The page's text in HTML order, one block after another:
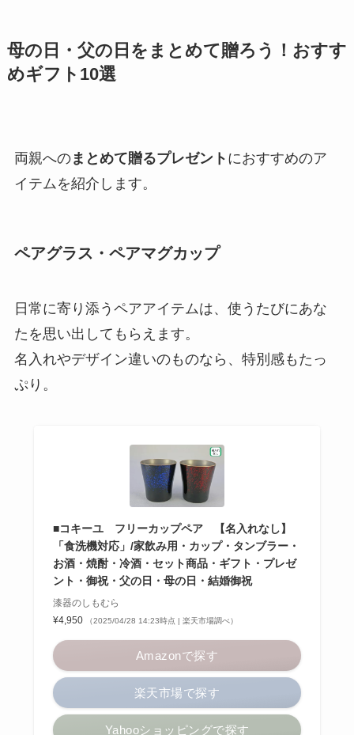
母の日・父の日をまとめて贈ろう！おすす
めギフト10選
両親へのまとめて贈るプレゼント におすすめのア
イテムを紹介します。
ペアグラス・ペアマグカップ
日常に寄り添うペアアイテムは、使うたびにあな
たを思い出してもらえます。
名入れやデザイン違いのものなら、特別感もたっ
ぷり。
■コキーユ フリーカップペア 【名入れなし】
「食洗機対応」/家飲み用・カップ・タンブラー・
お酒・焼酎・冷酒・セット商品・ギフト・プレゼ
ント・御祝・父の日・母の日・結婚御祝
漆器のしもむら
¥4,950
（2025/04/28 14:23時点 | 楽天市場調べ）
Amazonで探す
楽天市場で探す
Yahooショッピングで探す